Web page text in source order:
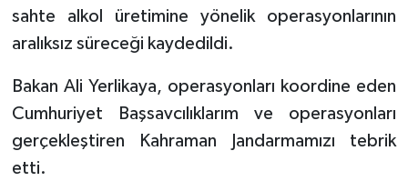
sahte alkol üretimine yönelik operasyonlarının
aralıksız süreceği kaydedildi.
Bakan Ali Yerlikaya, operasyonları koordine eden
Cumhuriyet Başsavcılıklarım ve operasyonları
gerçekleştiren Kahraman Jandarmamızı tebrik
etti.